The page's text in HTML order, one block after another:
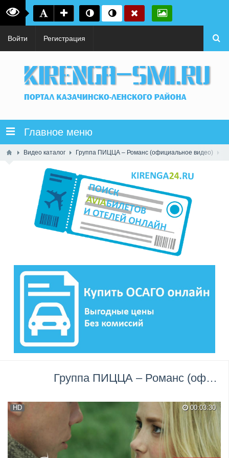
Войти Регистрация
Главное меню
Видео каталог Группа ПИЦЦА – Романс (официальное видео)
Группа ПИЦЦА – Романс (официальное видео) →
00:03:30
HD